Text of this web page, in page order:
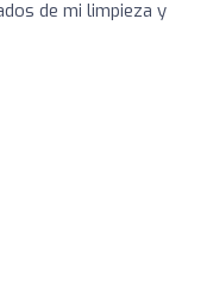
de mi limpieza y